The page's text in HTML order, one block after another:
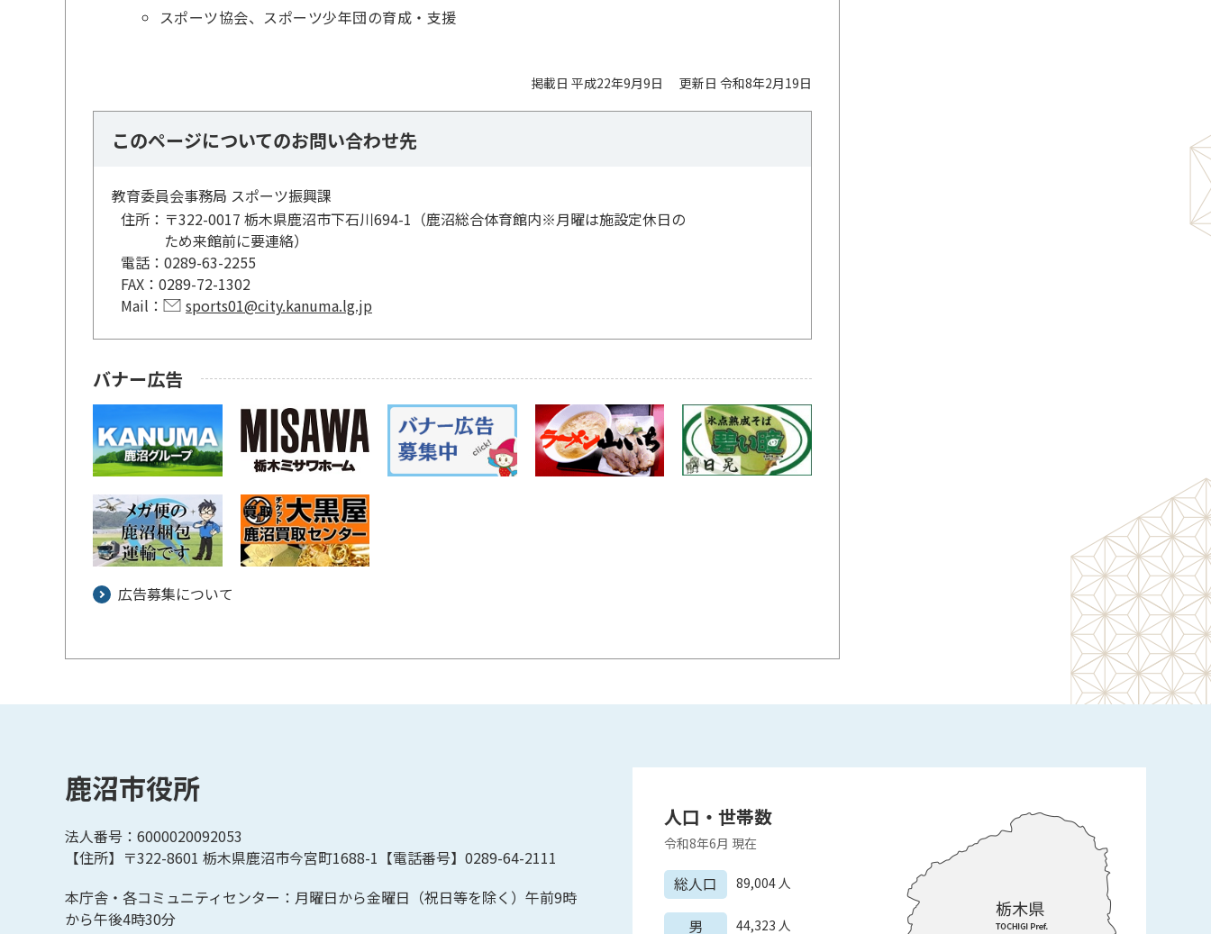
スポーツ協会、スポーツ少年団の育成・支援
掲載日 平成22年9月9日 更新日 令和8年2月19日
このページについてのお問い合わせ先
教育委員会事務局 スポーツ振興課
住所： 〒322-0017 栃木県鹿沼市下石川694-1（鹿沼総合体育館内※月曜は施設定休日の
ため来館前に要連絡）
電話： 0289-63-2255
FAX： 0289-72-1302
Mail：
sports01@city.kanuma.lg.jp
バナー広告
広告募集について
鹿沼市役所
法人番号：6000020092053
【住所】〒322-8601 栃木県鹿沼市今宮町1688-1【電話番号】0289-64-2111
本庁舎・各コミュニティセンター：月曜日から金曜日（祝日等を除く）午前9時
から午後4時30分
人口・世帯数
令和8年6月 現在
総人口 89,004 人
男 44,323 人